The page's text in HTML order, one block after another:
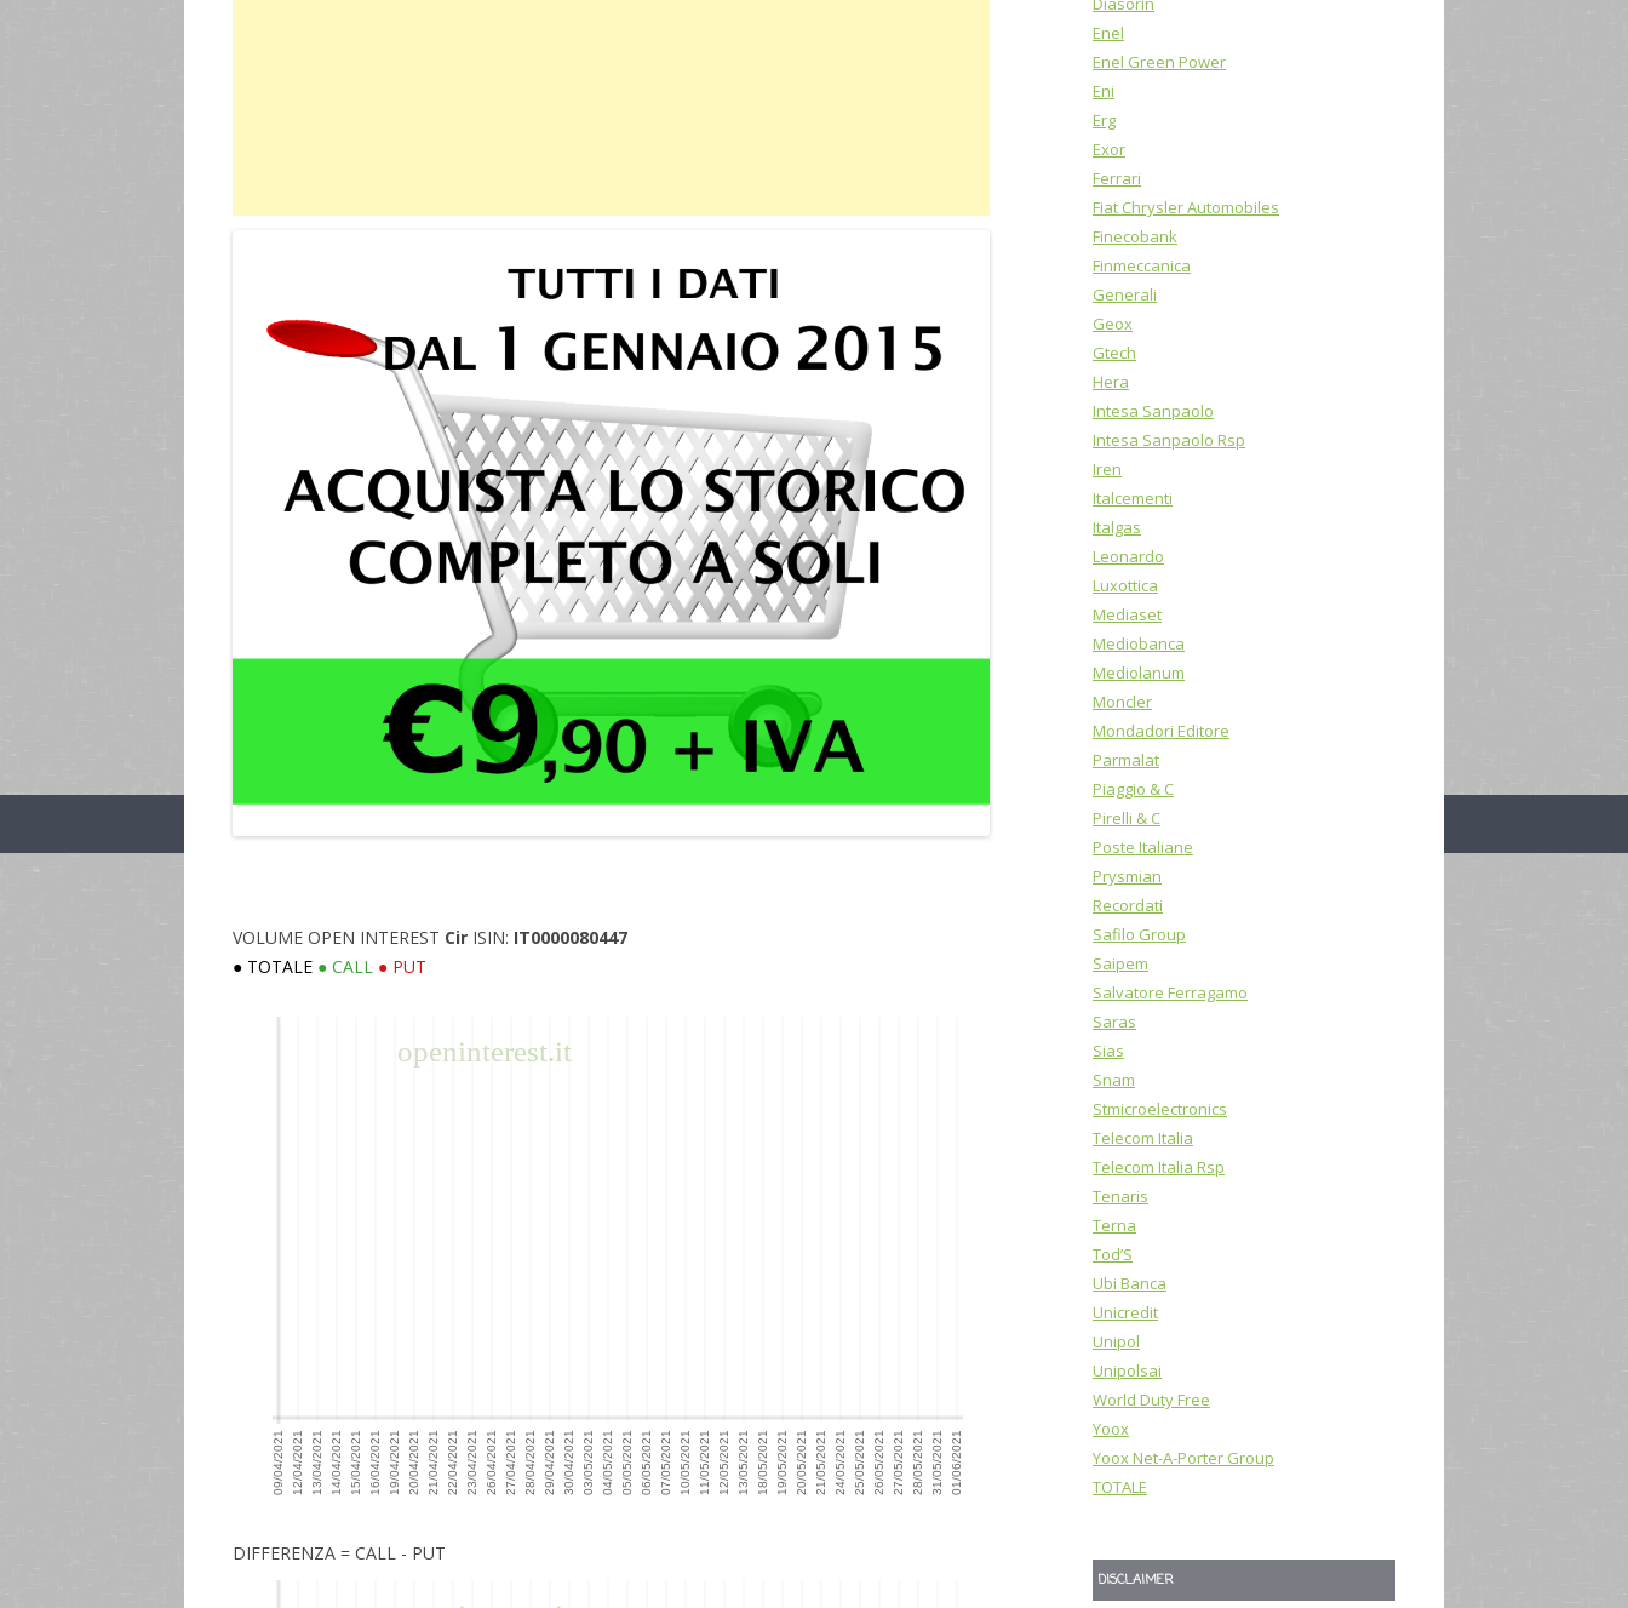
VOLUME OPEN INTEREST Cir ISIN: IT0000080447
● TOTALE ● CALL ● PUT
DIFFERENZA = CALL - PUT
Enel
Enel Green Power
Eni
Erg
Exor
Ferrari
Fiat Chrysler Automobiles
Finecobank
Finmeccanica
Generali
Geox
Gtech
Hera
Intesa Sanpaolo
Intesa Sanpaolo Rsp
Iren
Italcementi
Italgas
Leonardo
Luxottica
Mediaset
Mediobanca
Mediolanum
Moncler
Mondadori Editore
Parmalat
Piaggio & C
Pirelli & C
Poste Italiane
Prysmian
Recordati
Safilo Group
Saipem
Salvatore Ferragamo
Saras
Sias
Snam
Stmicroelectronics
Telecom Italia
Telecom Italia Rsp
Tenaris
Terna
Tod’S
Ubi Banca
Unicredit
Unipol
Unipolsai
World Duty Free
Yoox
Yoox Net-A-Porter Group
TOTALE
DISCLAIMER